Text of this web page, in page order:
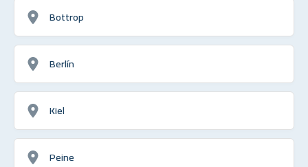
Bottrop
Berlín
Kiel
Peine